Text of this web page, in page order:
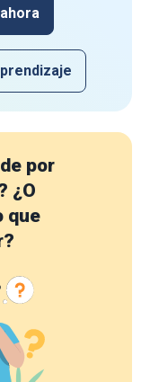
por
¿O
que